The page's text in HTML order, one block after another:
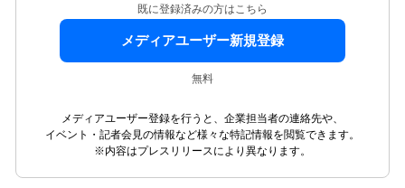
既に登録済みの方はこちら
メディアユーザー新規登録
無料
メディアユーザー登録を行うと、企業担当者の連絡先や、
イベント・記者会見の情報など様々な特記情報を閲覧できます。
※内容はプレスリリースにより異なります。